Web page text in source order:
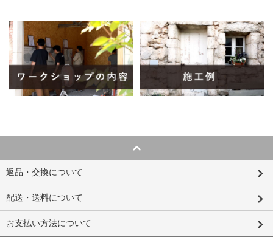
返品・交換について
配送・送料について
お支払い方法について